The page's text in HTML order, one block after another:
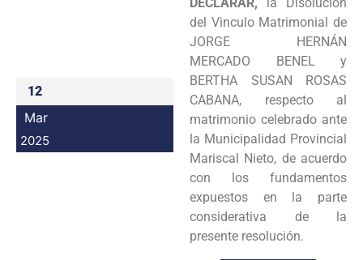
Programas
Intranet
12
Mar
2025
del Vinculo Matrimonial de
JORGE HERNÁN
MERCADO BENEL y
BERTHA SUSAN ROSAS
CABANA, respecto al
matrimonio celebrado ante
la Municipalidad Provincial
Mariscal Nieto, de acuerdo
con los fundamentos
expuestos en la parte
considerativa de la
presente resolución.